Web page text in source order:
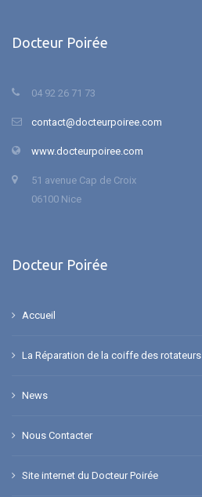
Docteur Poirée
04 92 26 71 73
contact@docteurpoiree.com
www.docteurpoiree.com
51 avenue Cap de Croix
06100 Nice
Docteur Poirée
Accueil
La Réparation de la coiffe des rotateurs
News
Nous Contacter
Site internet du Docteur Poirée